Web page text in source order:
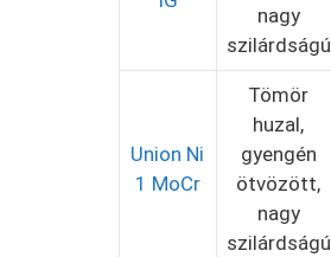
nagy
szilárdságú
Union Ni
1 MoCr
Tömör
huzal,
gyengén
ötvözött,
nagy
szilárdságú